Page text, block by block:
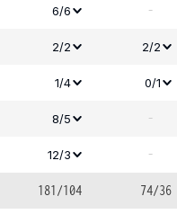
6/6 -
2/2 2/2
1/4 0/1
8/5 -
12/3 -
181/104 74/36